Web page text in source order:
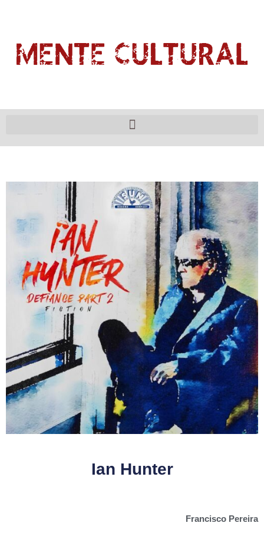
Ian Hunter
Francisco Pereira